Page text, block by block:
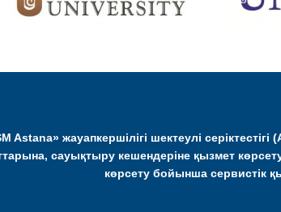
Astana» жауапкершілігі шектеулі
сауықтыру кешендеріне қызмет
көрсету бойынша сервистік